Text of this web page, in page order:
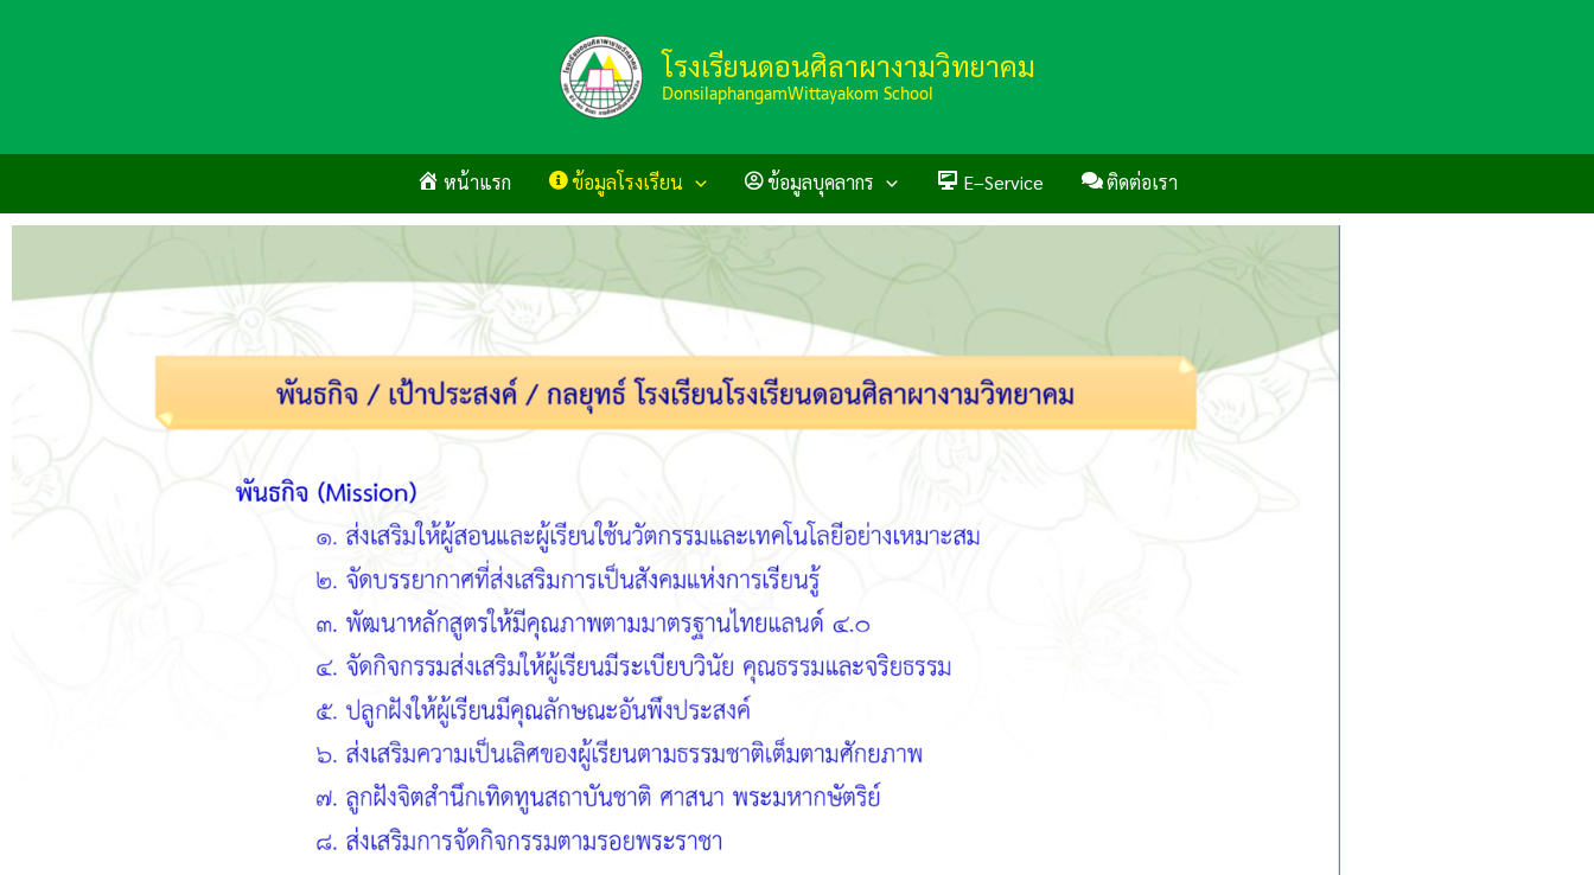
โรงเรียนดอนศิลาผางามวิทยาคม
DonsilaphangamWittayakom School
หน้าแรก ข้อมูลโรงเรียน ข้อมูลบุคลากร E–Service ติดต่อเรา